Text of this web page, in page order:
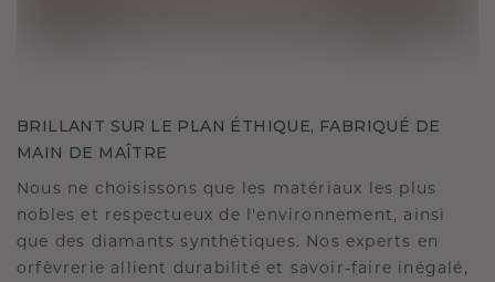
BRILLANT SUR LE PLAN ÉTHIQUE, FABRIQUÉ DE
MAIN DE MAÎTRE
Nous ne choisissons que les matériaux les plus
nobles et respectueux de l'environnement, ainsi
que des diamants synthétiques. Nos experts en
orfèvrerie allient durabilité et savoir-faire inégalé,